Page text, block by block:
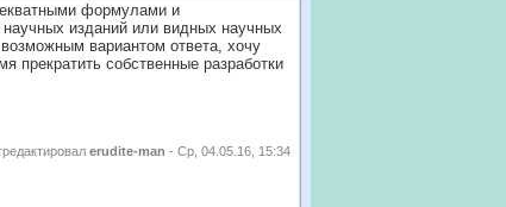
формулами и
изданий или видных научных
вариантом ответа, хочу
прекратить собственные разработки
erudite-man - Ср, 04.05.16, 15:34